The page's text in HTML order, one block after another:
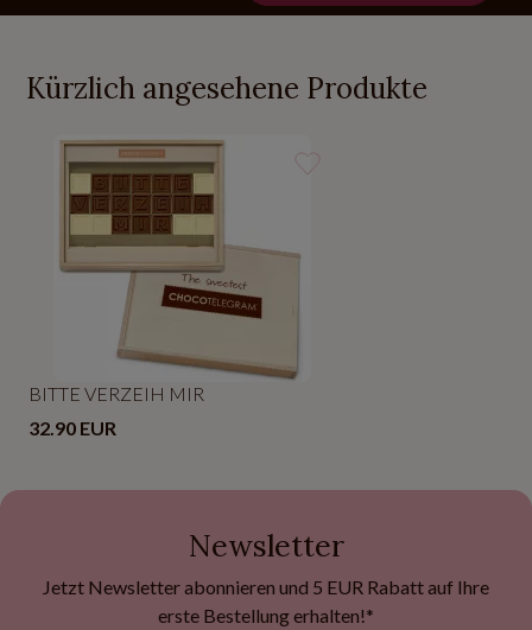
Kürzlich angesehene Produkte
BITTE VERZEIH MIR
32.90 EUR
Newsletter
Jetzt Newsletter abonnieren und 5 EUR Rabatt auf Ihre
erste Bestellung erhalten!*